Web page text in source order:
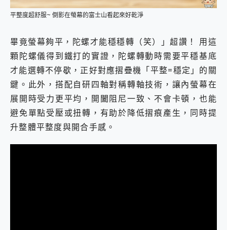
平整度超舒服~ 倒影在螢幕的富士山看起來好乾淨
畢竟螢幕夠平，陀螺才能穩穩轉（笑）」超讚！ 用這
顆陀螺儀得到鐵打的實證，陀螺轉動時需要平穩基底
才能選轉不停歇，正好對應摺疊機「平整=穩定」的關
鍵。此外，搭配自研四軸對稱轉軸技術，讓內螢幕在
展開時受力更平均，開闔阻尼一致、不會卡頓，也能
避免單點受壓或扭轉，有助於降低摺痕產生，同時提
升整體平整度與開合手感。